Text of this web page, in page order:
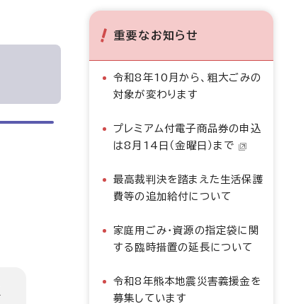
重要なお知らせ
令和8年10月から、粗大ごみの
対象が変わります
プレミアム付電子商品券の申込
は8月14日（金曜日）まで
最高裁判決を踏まえた生活保護
費等の追加給付について
家庭用ごみ・資源の指定袋に関
する臨時措置の延長について
令和8年熊本地震災害義援金を
募集しています